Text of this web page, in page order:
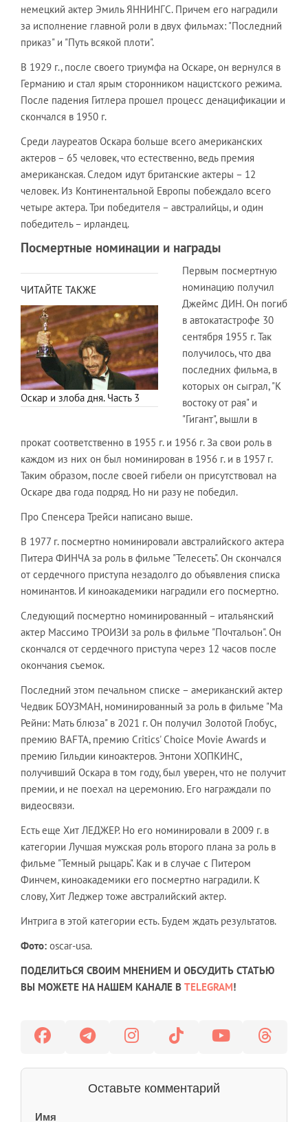
немецкий актер Эмиль ЯННИНГС. Причем его наградили
за исполнение главной роли в двух фильмах: "Последний
приказ" и "Путь всякой плоти".
В 1929 г., после своего триумфа на Оскаре, он вернулся в
Германию и стал ярым сторонником нацистского режима.
После падения Гитлера прошел процесс денацификации и
скончался в 1950 г.
Среди лауреатов Оскара больше всего американских
актеров – 65 человек, что естественно, ведь премия
американская. Следом идут британские актеры – 12
человек. Из Континентальной Европы побеждало всего
четыре актера. Три победителя – австралийцы, и один
победитель – ирландец.
Посмертные номинации и награды
ЧИТАЙТЕ ТАКЖЕ
Оскар и злоба дня. Часть 3
Первым посмертную
номинацию получил
Джеймс ДИН. Он погиб
в автокатастрофе 30
сентября 1955 г. Так
получилось, что два
последних фильма, в
которых он сыграл, "К
востоку от рая" и
"Гигант", вышли в
прокат соответственно в 1955 г. и 1956 г. За свои роль в
каждом из них он был номинирован в 1956 г. и в 1957 г.
Таким образом, после своей гибели он присутствовал на
Оскаре два года подряд. Но ни разу не победил.
Про Спенсера Трейси написано выше.
В 1977 г. посмертно номинировали австралийского актера
Питера ФИНЧА за роль в фильме "Телесеть". Он скончался
от сердечного приступа незадолго до объявления списка
номинантов. И киноакадемики наградили его посмертно.
Следующий посмертно номинированный – итальянский
актер Массимо ТРОИЗИ за роль в фильме "Почтальон". Он
скончался от сердечного приступа через 12 часов после
окончания съемок.
Последний этом печальном списке – американский актер
Чедвик БОУЗМАН, номинированный за роль в фильме "Ма
Рейни: Мать блюза" в 2021 г. Он получил Золотой Глобус,
премию BAFTA, премию Critics' Choice Movie Awards и
премию Гильдии киноактеров. Энтони ХОПКИНС,
получивший Оскара в том году, был уверен, что не получит
премии, и не поехал на церемонию. Его награждали по
видеосвязи.
Есть еще Хит ЛЕДЖЕР. Но его номинировали в 2009 г. в
категории Лучшая мужская роль второго плана за роль в
фильме "Темный рыцарь". Как и в случае с Питером
Финчем, киноакадемики его посмертно наградили. К
слову, Хит Леджер тоже австралийский актер.
Интрига в этой категории есть. Будем ждать результатов.
Фото: oscar-usa.
ПОДЕЛИТЬСЯ СВОИМ МНЕНИЕМ И ОБСУДИТЬ СТАТЬЮ
ВЫ МОЖЕТЕ НА НАШЕМ КАНАЛЕ В TELEGRAM!
Оставьте комментарий
Имя